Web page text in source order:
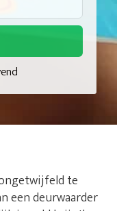
te
een deurwaarder